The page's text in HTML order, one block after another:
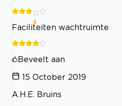
Faciliteiten wachtruimte
Beveelt aan
15 October 2019
A.H.E. Bruins